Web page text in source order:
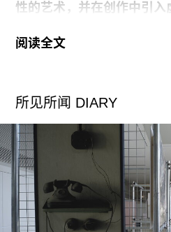
性的艺术，并在创作中引
的一种新的媒介。本文中，
的交界点。
利亚姆·吉利克很早就把艺
一种媒介，而非一种文学类
装置、录像以及合作项目，
现代性失灵的各面向。写作
占据着核心地位：他发表过
阅读全文
所见所闻 DIARY